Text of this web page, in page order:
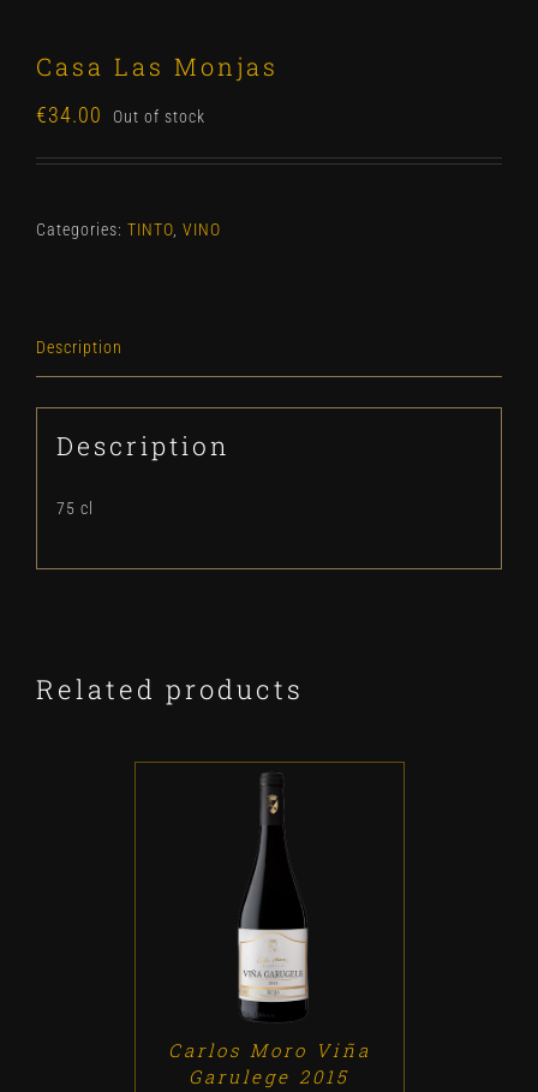
Casa Las Monjas
€34.00 Out of stock
Categories: TINTO VINO
Description
Description
75 cl
Related products
ADD TO CART
Carlos Moro Viña
Garulege 2015